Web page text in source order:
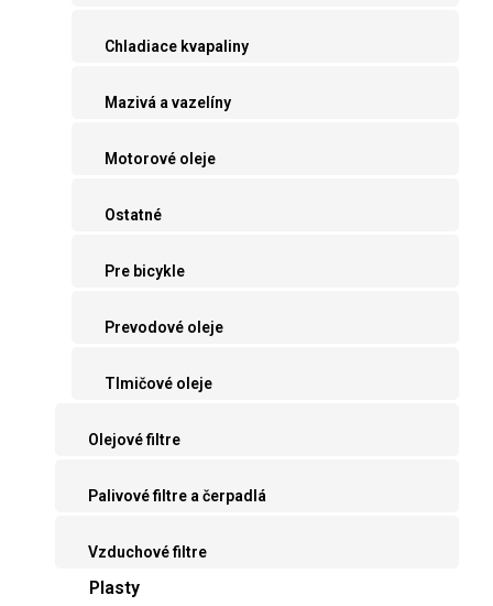
Chladiace kvapaliny
Mazivá a vazelíny
Motorové oleje
Ostatné
Pre bicykle
Prevodové oleje
Tlmičové oleje
Olejové filtre
Palivové filtre a čerpadlá
Vzduchové filtre
Plasty